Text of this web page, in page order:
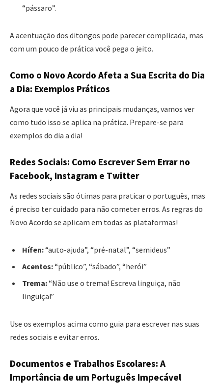
“pássaro”.
A acentuação dos ditongos pode parecer complicada, mas
com um pouco de prática você pega o jeito.
Como o Novo Acordo Afeta a Sua Escrita do Dia
a Dia: Exemplos Práticos
Agora que você já viu as principais mudanças, vamos ver
como tudo isso se aplica na prática. Prepare-se para
exemplos do dia a dia!
Redes Sociais: Como Escrever Sem Errar no
Facebook, Instagram e Twitter
As redes sociais são ótimas para praticar o português, mas
é preciso ter cuidado para não cometer erros. As regras do
Novo Acordo se aplicam em todas as plataformas!
Hífen:“auto-ajuda”, “pré-natal”, “semideus”
Acentos:“público”, “sábado”, “herói”
Trema:“Não use o trema! Escreva linguiça, não
lingüiça!”
Use os exemplos acima como guia para escrever nas suas
redes sociais e evitar erros.
Documentos e Trabalhos Escolares: A
Importância de um Português Impecável